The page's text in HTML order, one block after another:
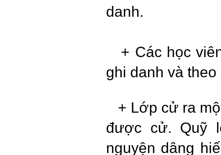
danh.
+ Các học
ghi danh và theo
+ Lớp cử ra
được cử. Quỹ
nguyện dâng